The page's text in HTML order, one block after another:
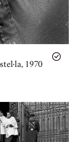
1970